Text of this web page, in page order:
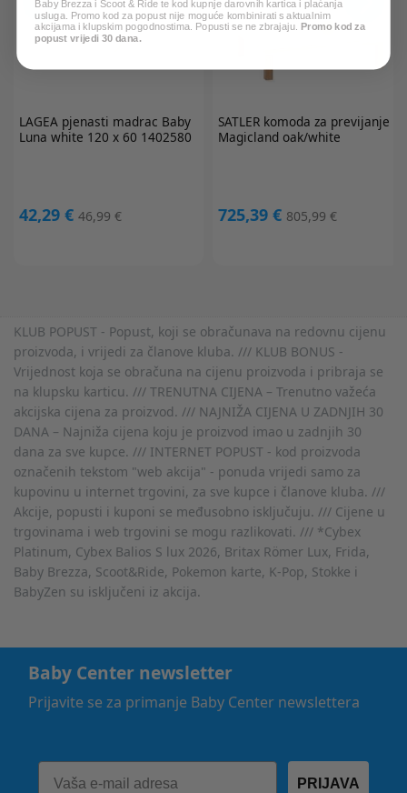
LAGEA pjenasti madrac Baby
Luna white 120 x 60 1402580
42,29 € 46,99 €
SATLERkomoda za previjanje
Magicland oak/white
725,39 € 805,99 €
KLUB POPUST - Popust, koji se obračunava na redovnu cijenu
proizvoda, i vrijedi za članove kluba. /// KLUB BONUS -
Vrijednost koja se obračuna na cijenu proizvoda i pribraja se
na klupsku karticu. /// TRENUTNA CIJENA – Trenutno važeća
akcijska cijena za proizvod. /// NAJNIŽA CIJENA U ZADNJIH 30
DANA – Najniža cijena koju je proizvod imao u zadnjih 30
dana za sve kupce. /// INTERNET POPUST - kod proizvoda
označenih tekstom "web akcija" - ponuda vrijedi samo za
kupovinu u internet trgovini, za sve kupce i članove kluba. ///
Akcije, popusti i kuponi se međusobno isključuju. /// Cijene u
trgovinama i web trgovini se mogu razlikovati. /// *Cybex
Platinum, Cybex Balios S lux 2026, Britax Römer Lux, Frida,
Baby Brezza, Scoot&Ride, Pokemon karte, K-Pop, Stokke i
BabyZen su isključeni iz akcija.
Baby Center newsletter
Prijavite se za primanje Baby Center newslettera
PRIJAVA
Baby Brezza i Scoot & Ride te kod kupnje darovnih kartica i plaćanja
usluga. Promo kod za popust nije moguće kombinirati s aktualnim
akcijama i klupskim pogodnostima. Popusti se ne zbrajaju. Promo kod za
popust vrijedi 30 dana.